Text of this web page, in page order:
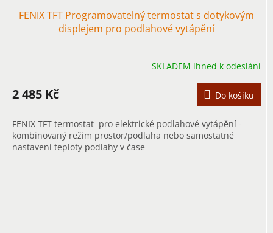
FENIX TFT Programovatelný termostat s dotykovým
displejem pro podlahové vytápění
SKLADEM ihned k odeslání
2 485 Kč Do košíku
FENIX TFT termostat pro elektrické podlahové vytápění -
kombinovaný režim prostor/podlaha nebo samostatné
nastavení teploty podlahy v čase